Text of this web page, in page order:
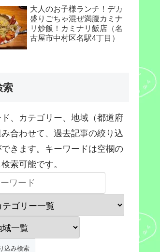
大人のお子様ランチ！デカ
盛りごちゃ混ぜ満腹カミナ
リ炒飯！カミナリ飯店（名
古屋市中村区名駅4丁目）
索
、カテゴリー、地域（都道府
合わせて、過去記事の絞り込
きます。キーワードは空欄の
索可能です。